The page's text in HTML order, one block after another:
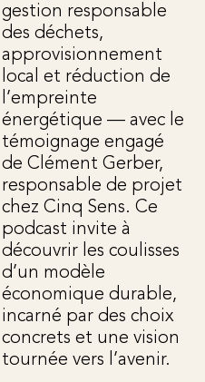
gestion responsable
des déchets,
approvisionnement
local et réduction de
l’empreinte
énergétique — avec le
témoignage engagé
de Clément Gerber,
responsable de projet
chez Cinq Sens. Ce
podcast invite à
découvrir les coulisses
d’un modèle
économique durable,
incarné par des choix
concrets et une vision
tournée vers l’avenir.